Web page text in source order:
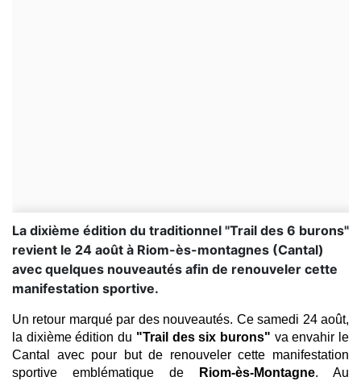
La dixième édition du traditionnel "Trail des 6 burons"
revient le 24 août à Riom-ès-montagnes (Cantal)
avec quelques nouveautés afin de renouveler cette
manifestation sportive.
Un retour marqué par des nouveautés. Ce samedi 24 août,
la dixième édition du "Trail des six burons" va envahir le
Cantal avec pour but de renouveler cette manifestation
sportive emblématique de Riom-ès-Montagne. Au